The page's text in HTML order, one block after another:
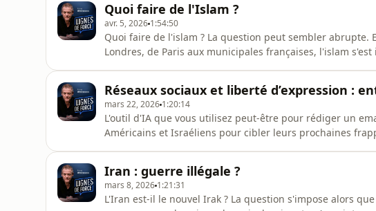
2023), Maria Khadr
Quoi faire de l'Islam ?
avr. 5, 2026 1:54:50
Quoi faire de l'islam ? La question peut sembler abrupte.
Londres, de Paris aux municipales françaises, l'islam
d'interdire le voil
Réseaux sociaux et liberté d’expression :
mars 22, 2026 1:20:14
L'outil d'IA que vous utilisez peut-être pour rédiger un
Américains et Israéliens pour cibler leurs prochaines
simultanément, l'Europe a choisi
Iran : guerre illégale ?
mars 8, 2026 1:21:31
L'Iran est-il le nouvel Irak ? La question s'impose alors